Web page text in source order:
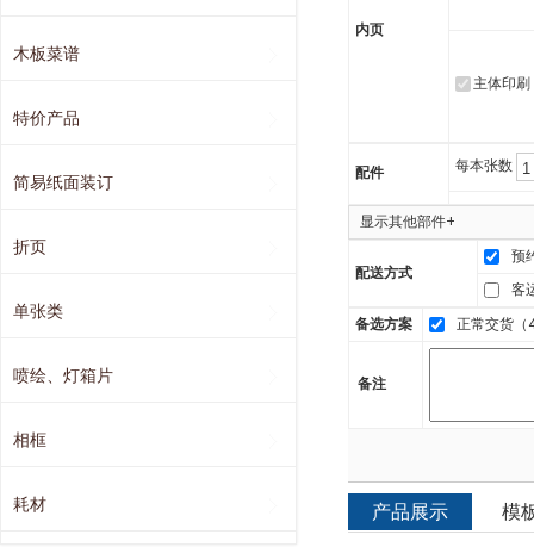
木板菜谱
特价产品
简易纸面装订
折页
单张类
喷绘、灯箱片
相框
耗材
内页
主体印刷
配件 每本张数
显示其他部件+
配送方式
预
客
备选方案 正常交货（
备注
产品展示 模